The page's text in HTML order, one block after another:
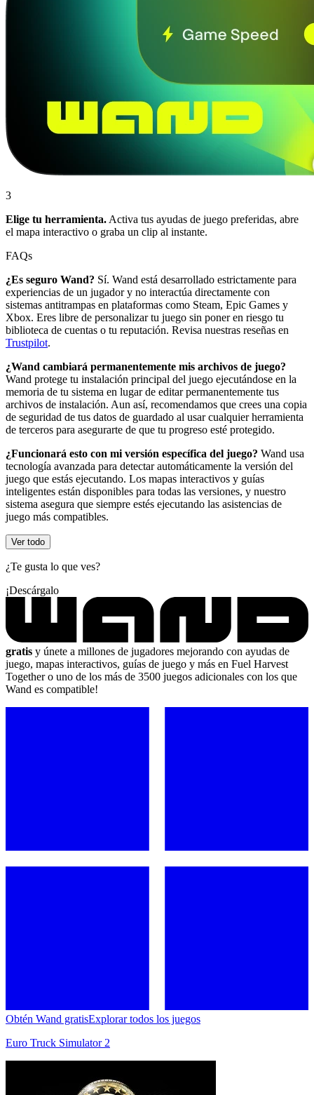
3
Elige tu herramienta. Activa tus ayudas de juego preferidas, abre
el mapa interactivo o graba un clip al instante.
FAQs
¿Es seguro Wand? Sí. Wand está desarrollado estrictamente para
experiencias de un jugador y no interactúa directamente con
sistemas antitrampas en plataformas como Steam, Epic Games y
Xbox. Eres libre de personalizar tu juego sin poner en riesgo tu
biblioteca de cuentas o tu reputación. Revisa nuestras reseñas en
Trustpilot.
¿Wand cambiará permanentemente mis archivos de juego?
Wand protege tu instalación principal del juego ejecutándose en la
memoria de tu sistema en lugar de editar permanentemente tus
archivos de instalación. Aun así, recomendamos que crees una copia
de seguridad de tus datos de guardado al usar cualquier herramienta
de terceros para asegurarte de que tu progreso esté protegido.
¿Funcionará esto con mi versión específica del juego? Wand usa
tecnología avanzada para detectar automáticamente la versión del
juego que estás ejecutando. Los mapas interactivos y guías
inteligentes están disponibles para todas las versiones, y nuestro
sistema asegura que siempre estés ejecutando las asistencias de
juego más compatibles.
Ver todo
¿Te gusta lo que ves?
¡Descárgalo
gratis y únete a millones de jugadores mejorando con ayudas de
juego, mapas interactivos, guías de juego y más en Fuel Harvest
Together o uno de los más de 3500 juegos adicionales con los que
Wand es compatible!
Obtén Wand gratisExplorar todos los juegos
Euro Truck Simulator 2